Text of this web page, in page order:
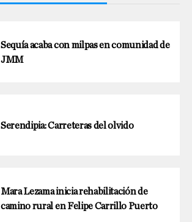
Sequía acaba con milpas en comunidad de
JMM
Serendipia: Carreteras del olvido
Mara Lezama inicia rehabilitación de
camino rural en Felipe Carrillo Puerto